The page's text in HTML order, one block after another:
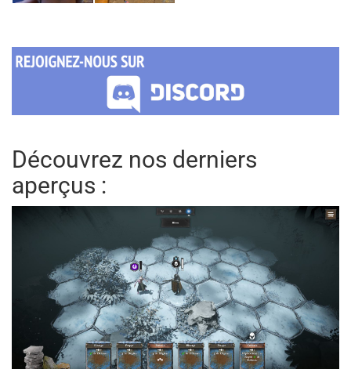
Découvrez nos derniers
aperçus :